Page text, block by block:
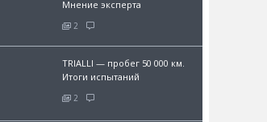
Мнение эксперта
2
TRIALLI — пробег 50 000 км.
Итоги испытаний
2